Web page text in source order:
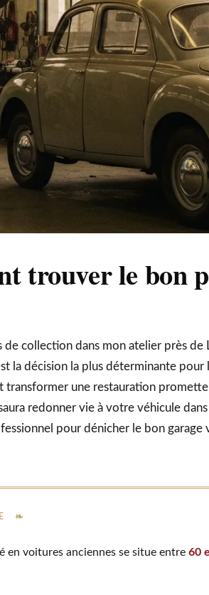
trouver le bon
collection dans mon atelier près de
la décision la plus déterminante pour
transformer une restauration
redonner vie à votre véhicule
pour dénicher le bon garage
en voitures anciennes se situe entre 60